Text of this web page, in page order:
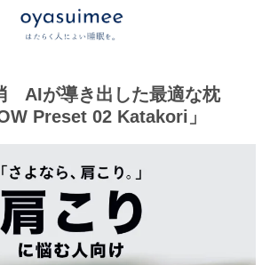
AIが導き出した最適な枕
Preset 02 Katakori」